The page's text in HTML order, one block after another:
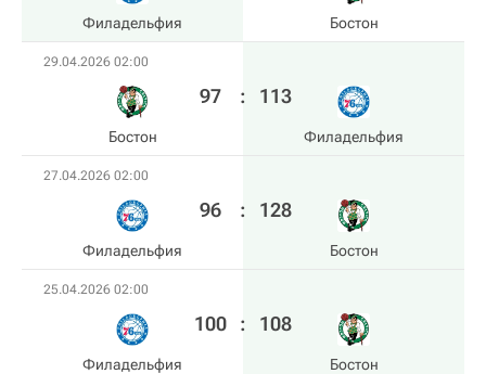
Филадельфия Бостон
29.04.2026 02:00
Бостон
97 : 113
Филадельфия
27.04.2026 02:00
Филадельфия
96 : 128
Бостон
25.04.2026 02:00
Филадельфия
100 : 108
Бостон